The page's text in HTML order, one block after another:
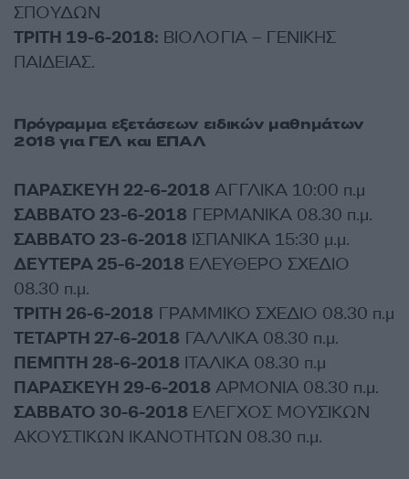
ΣΠΟΥΔΩΝ
ΤΡΙΤΗ 19-6-2018: ΒΙΟΛΟΓΙΑ – ΓΕΝΙΚΗΣ
ΠΑΙΔΕΙΑΣ.
Πρόγραμμα εξετάσεων ειδικών μαθημάτων
2018 για ΓΕΛ και ΕΠΑΛ
ΠΑΡΑΣΚΕΥΗ 22-6-2018 ΑΓΓΛΙΚΑ 10:00 π.μ
ΣΑΒΒΑΤΟ 23-6-2018 ΓΕΡΜΑΝΙΚΑ 08.30 π.μ.
ΣΑΒΒΑΤΟ 23-6-2018 ΙΣΠΑΝΙΚΑ 15:30 μ.μ.
ΔΕΥΤΕΡΑ 25-6-2018 ΕΛΕΥΘΕΡΟ ΣΧΕΔΙΟ
08.30 π.μ.
ΤΡΙΤΗ 26-6-2018 ΓΡΑΜΜΙΚΟ ΣΧΕΔΙΟ 08.30 π.μ
ΤΕΤΑΡΤΗ 27-6-2018 ΓΑΛΛΙΚΑ 08.30 π.μ.
ΠΕΜΠΤΗ 28-6-2018 ΙΤΑΛΙΚΑ 08.30 π.μ
ΠΑΡΑΣΚΕΥΗ 29-6-2018 ΑΡΜΟΝΙΑ 08.30 π.μ.
ΣΑΒΒΑΤΟ 30-6-2018 ΕΛΕΓΧΟΣ ΜΟΥΣΙΚΩΝ
ΑΚΟΥΣΤΙΚΩΝ ΙΚΑΝΟΤΗΤΩΝ 08.30 π.μ.